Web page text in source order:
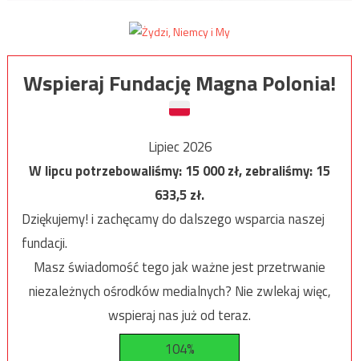
Wspieraj Fundację Magna Polonia!
Lipiec 2026
W lipcu potrzebowaliśmy:15 000zł, zebraliśmy:15
633,5zł.
Dziękujemy! i zachęcamy do dalszego wsparcia naszej
fundacji.
Masz świadomość tego jak ważne jest przetrwanie
niezależnych ośrodków medialnych? Nie zwlekaj więc,
wspieraj nas już od teraz.
104%